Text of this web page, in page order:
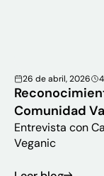
26 de abril, 2026
Comunidad
Entrevista con
Veganic